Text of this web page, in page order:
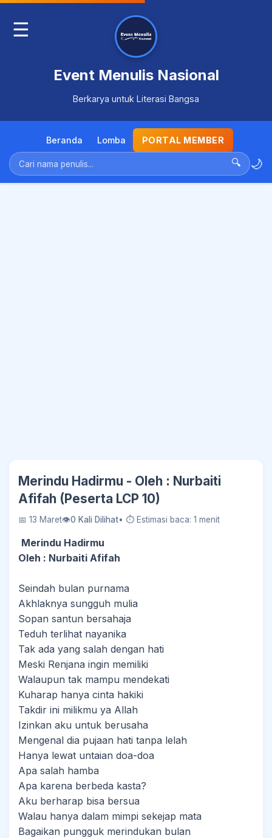
☰
Event Menulis Nasional
Berkarya untuk Literasi Bangsa
Beranda Lomba PORTAL MEMBER
🔍 🌙
Merindu Hadirmu - Oleh : Nurbaiti
Afifah (Peserta LCP 10)
📅 13 Maret👁0 Kali Dilihat• ⏱ Estimasi baca: 1 menit
Merindu Hadirmu
Oleh : Nurbaiti Afifah
Seindah bulan purnama
Akhlaknya sungguh mulia
Sopan santun bersahaja
Teduh terlihat nayanika
Tak ada yang salah dengan hati
Meski Renjana ingin memiliki
Walaupun tak mampu mendekati
Kuharap hanya cinta hakiki
Takdir ini milikmu ya Allah
Izinkan aku untuk berusaha
Mengenal dia pujaan hati tanpa lelah
Hanya lewat untaian doa-doa
Apa salah hamba
Apa karena berbeda kasta?
Aku berharap bisa bersua
Walau hanya dalam mimpi sekejap mata
Bagaikan pungguk merindukan bulan